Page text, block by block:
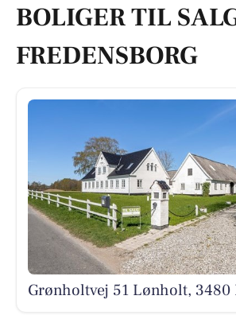
BOLIGER TIL
FREDENSBORG
Grønholtvej 51 Lønholt, 3480